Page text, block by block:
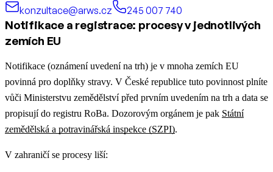
konzultace@arws.cz
245 007 740
Notifikace a registrace: procesy v jednotlivých
zemích EU
Notifikace (oznámení uvedení na trh) je v mnoha zemích EU
povinná pro doplňky stravy. V České republice tuto povinnost plníte
vůči Ministerstvu zemědělství před prvním uvedením na trh a data se
propisují do registru RoBa. Dozorovým orgánem je pak Státní
zemědělská a potravinářská inspekce (SZPI).
V zahraničí se procesy liší: